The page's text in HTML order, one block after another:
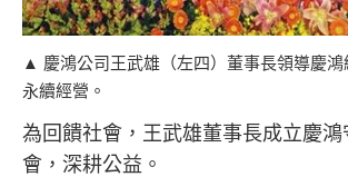
▲ 慶鴻公司王武雄（左四）董事長領導慶鴻
永續經營。
為回饋社會，王武雄董事長成立慶
會，深耕公益。